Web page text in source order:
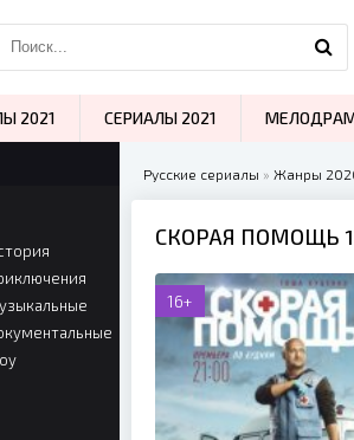
Русские сериалы » Жанры
СКОРАЯ ПОМОЩЬ
16+
2021 СЕРИАЛЫ 2021